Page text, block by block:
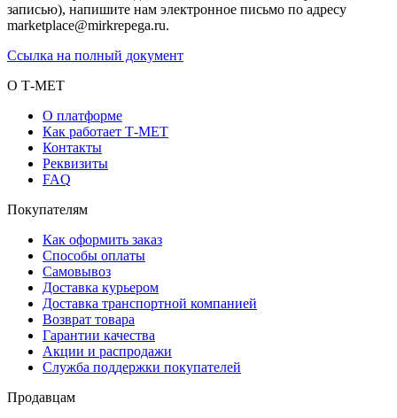
записью), напишите нам электронное письмо по адресу
marketplace@mirkrepega.ru.
Ссылка на полный документ
О Т-МЕТ
О платформе
Как работает Т-МЕТ
Контакты
Реквизиты
FAQ
Покупателям
Как оформить заказ
Способы оплаты
Самовывоз
Доставка курьером
Доставка транспортной компанией
Возврат товара
Гарантии качества
Акции и распродажи
Служба поддержки покупателей
Продавцам